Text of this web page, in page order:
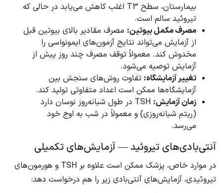
بیمارستان، سطح T3 اغلب کاهش می‌یابد در حالی که
تیروئید سالم است.
مصرف مکمل بیوتین: مصرف مقادیر بالای بیوتین قبل
از آزمایش می‌تواند نتایج آزمون‌های ایمونواسی را
مخدوش کند. معمولاً توقف مصرف چند روز پیش از
آزمایش توصیه می‌شود.
تغییر آزمایشگاه: تفاوت روش‌های سنجش بین
آزمایشگاه‌ها ممکن است اعداد متفاوتی تولید کند.
زمان آزمایش:
TSH در طول شبانه‌روز نوسان دارد
(ریتم شبانه‌روزی) و معمولاً در شب به اوج خود
می‌رسد.
آنتی‌بادی‌های تیروئید — آزمایش‌های تکمیلی
در موارد خاص، پزشک ممکن است علاوه بر TSH و هورمون‌های
تیروئیدی، آزمایش‌های آنتی‌بادی زیر را هم درخواست دهد: